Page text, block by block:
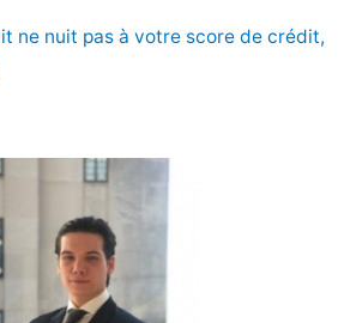
ne nuit pas à votre score de crédit,